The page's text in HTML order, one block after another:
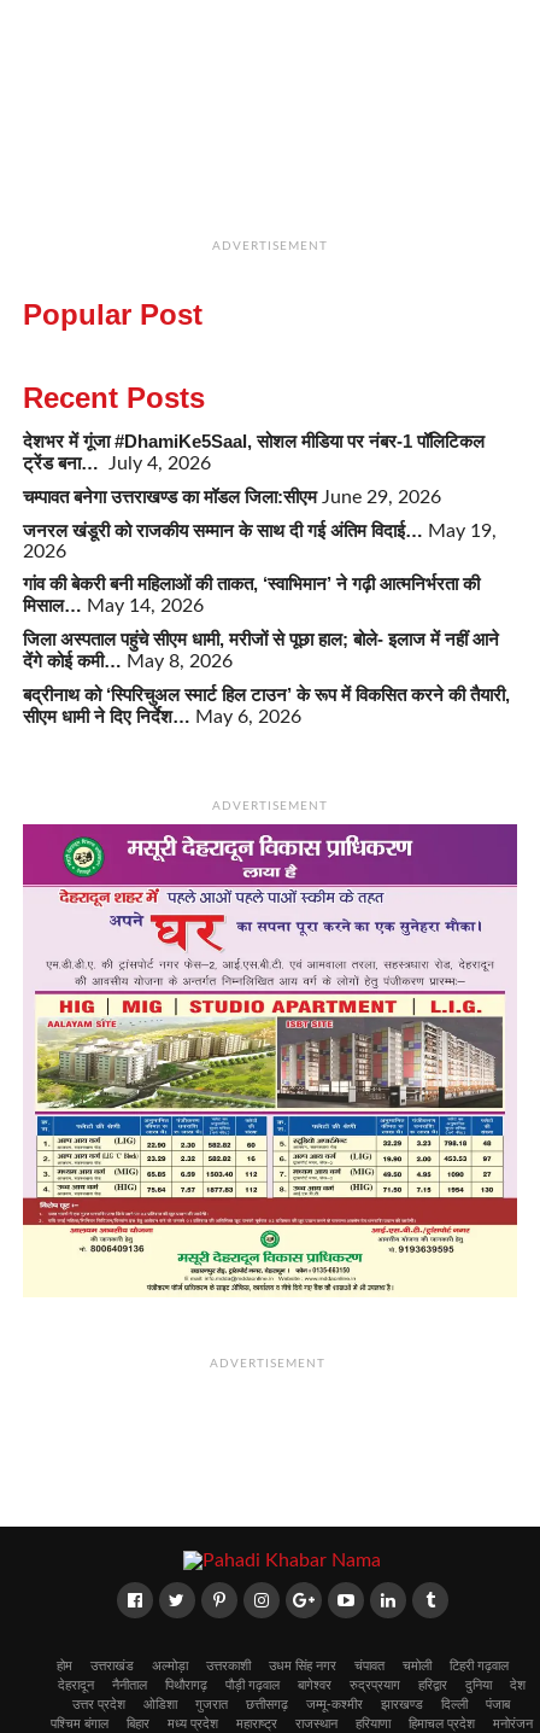
ADVERTISEMENT
Popular Post
Recent Posts
देशभर में गूंजा #DhamiKe5Saal, सोशल मीडिया पर नंबर-1 पॉलिटिकल
ट्रेंड बना…
July 4, 2026
चम्पावत बनेगा उत्तराखण्ड का मॉडल जिला:सीएम June 29, 2026
जनरल खंडूरी को राजकीय सम्मान के साथ दी गई अंतिम विदाई… May 19,
2026
गांव की बेकरी बनी महिलाओं की ताकत, ‘स्वाभिमान’ ने गढ़ी आत्मनिर्भरता की
मिसाल… May 14, 2026
जिला अस्पताल पहुंचे सीएम धामी, मरीजों से पूछा हाल; बोले- इलाज में नहीं आने
देंगे कोई कमी… May 8, 2026
बद्रीनाथ को ‘स्पिरिचुअल स्मार्ट हिल टाउन’ के रूप में विकसित करने की तैयारी,
सीएम धामी ने दिए निर्देश… May 6, 2026
ADVERTISEMENT
ADVERTISEMENT
होम उत्तराखंड अल्मोड़ा उत्तरकाशी उधम सिंह नगर चंपावत चमोली
टिहरी गढ़वाल
देहरादून
नैनीताल पिथौरागढ़ पौड़ी गढ़वाल बागेश्वर रुद्रप्रयाग हरिद्वार दुनिया
देश
उत्तर प्रदेश
ओडिशा गुजरात छत्तीसगढ़ जम्मू-कश्मीर झारखण्ड दिल्ली
पंजाब
पश्चिम बंगाल
बिहार मध्य प्रदेश महाराष्ट्र राजस्थान हरियाणा हिमाचल प्रदेश मनोरंजन